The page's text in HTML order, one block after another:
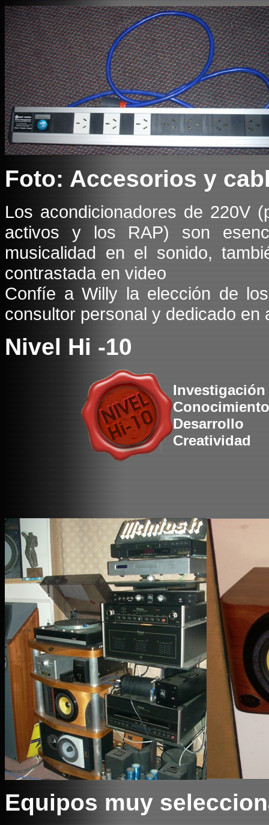
Foto: Accesorios y
Los acondicionadores de 220V
activos y los RAP) son
musicalidad en el sonido,
contrastada en video
Confíe a Willy la elección de
consultor personal y dedicado
Nivel Hi -10
Investigación
Conocimiento
Desarrollo
Creatividad
Equipos muy